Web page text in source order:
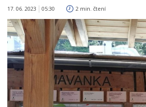
17. 06. 2023 05:30 2 min. čtení